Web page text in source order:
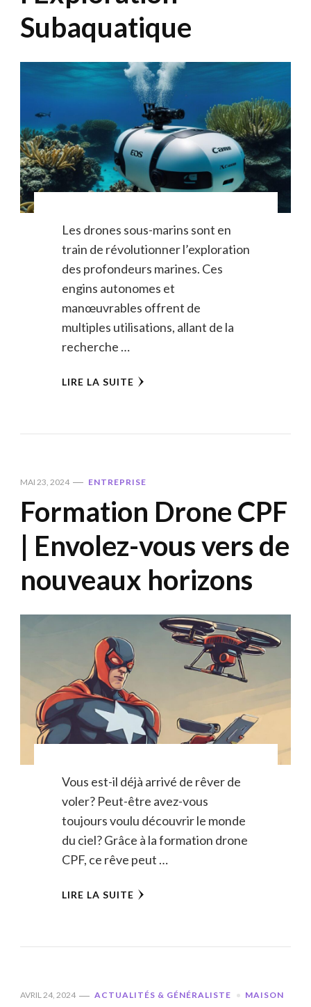
Subaquatique
Les drones sous-marins sont en
train de révolutionner l’exploration
des profondeurs marines. Ces
engins autonomes et
manœuvrables offrent de
multiples utilisations, allant de la
recherche …
LIRE LA SUITE
MAI 23, 2024 ENTREPRISE
Formation Drone CPF
| Envolez-vous vers de
nouveaux horizons
Vous est-il déjà arrivé de rêver de
voler? Peut-être avez-vous
toujours voulu découvrir le monde
du ciel? Grâce à la formation drone
CPF, ce rêve peut …
LIRE LA SUITE
AVRIL 24, 2024 ACTUALITÉS & GÉNÉRALISTE MAISON